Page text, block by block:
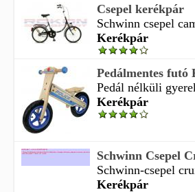
Csepel kerékpár
Schwinn csepel
Kerékpár
Pedálmentes futó
Pedál nélküli
Kerékpár
Schwinn Csepel
Schwinn-csepel
Kerékpár